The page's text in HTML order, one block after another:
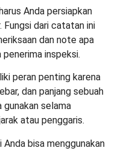
Anda persiapkan
Fungsi dari catatan ini
dan note apa
penerima inspeksi.
peran penting karena
dan panjang sebuah
gunakan selama
atau penggaris.
bisa menggunakan